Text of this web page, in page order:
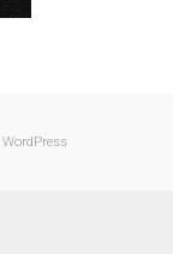
WordPress